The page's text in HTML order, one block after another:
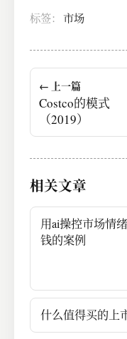
标签： 市场
← 上一篇
Costco的模式
（2019）
相关文章
用ai操控市场情
钱的案例
什么值得买的上